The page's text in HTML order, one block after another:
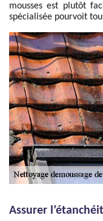
mousses est plutôt
spécialisée pourvoit
Assurer